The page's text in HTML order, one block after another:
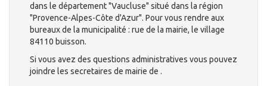
dans le département "Vaucluse" situé dans la région
"Provence-Alpes-Côte d'Azur". Pour vous rendre aux
bureaux de la municipalité : rue de la mairie, le village
84110 buisson.
Si vous avez des questions administratives vous pouvez
joindre les secretaires de mairie de .